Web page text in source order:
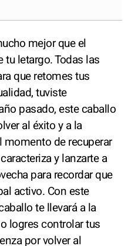
mejor que el
tu letargo. Todas las
que retomes tus
tuviste
pasado, este caballo
al éxito y a la
momento de recuperar
y lanzarte a
para recordar que
activo. Con este
te llevará a la
logres controlar tus
por volver al